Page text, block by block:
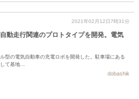
2021年02月12日7時31分
動走行関連のプロトタイプを開発。電気
型の電気自動車の充電ロボを開発した。駐車場にある
て基地…
dobashik